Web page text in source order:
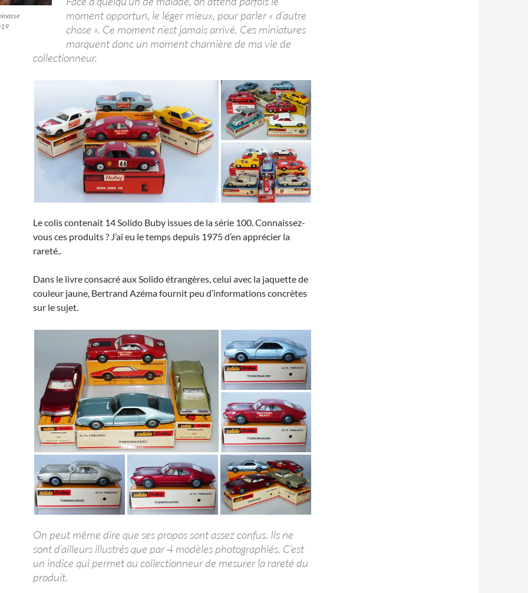
moment opportun, le léger mieux, pour parler « d’autre
chose ». Ce moment n’est jamais arrivé. Ces miniatures
marquent donc un moment charnière de ma vie de
collectionneur.
Le colis contenait 14 Solido Buby issues de la série 100. Connaissez-
vous ces produits ? J’ai eu le temps depuis 1975 d’en apprécier la
rareté..
Dans le livre consacré aux Solido étrangères, celui avec la jaquette de
couleur jaune, Bertrand Azéma fournit peu d’informations concrètes
sur le sujet.
On peut même dire que ses propos sont assez confus. Ils ne
sont d’ailleurs illustrés que par 4 modèles photographiés. C’est
un indice qui permet au collectionneur de mesurer la rareté du
produit.